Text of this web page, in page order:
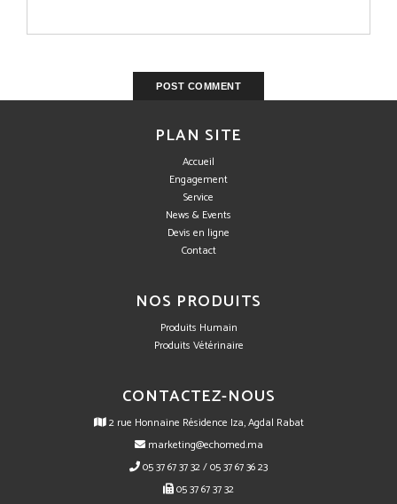
PLAN SITE
Accueil
Engagement
Service
News & Events
Devis en ligne
Contact
NOS PRODUITS
Produits Humain
Produits Vétérinaire
CONTACTEZ-NOUS
2 rue Honnaine Résidence Iza, Agdal Rabat
marketing@echomed.ma
05 37 67 37 32 / 05 37 67 36 23
05 37 67 37 32